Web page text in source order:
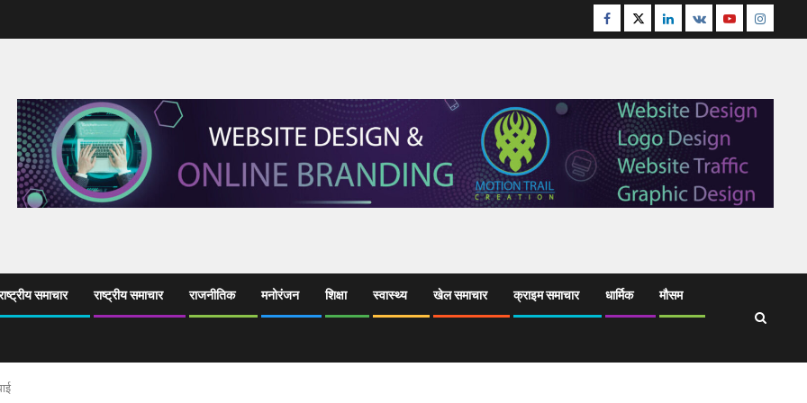
Facebook
TwitterLinkedin
VK Youtube
समाचार राष्ट्रीय समाचार राजनीतिक मनोरंजन शिक्षा स्वास्थ्य खेल समाचार क्राइम समाचार धार्मिक मौसम